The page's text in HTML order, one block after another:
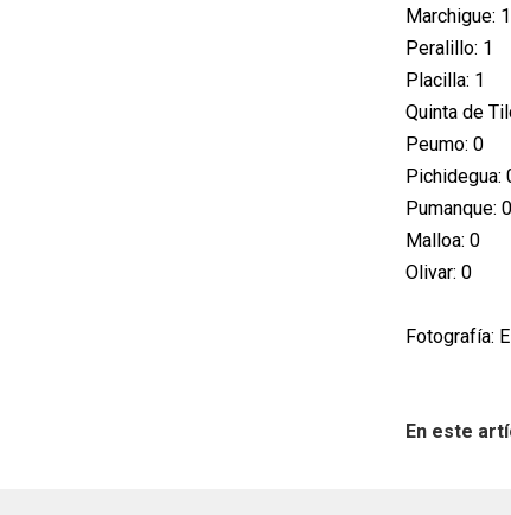
Marchigue: 1
Peralillo: 1
Placilla: 1
Quinta de
Peumo: 0
Pichidegua:
Pumanque: 0
Malloa: 0
Olivar: 0
Fotografía:
En este